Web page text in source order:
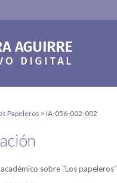
Papeleros > IA-056-002-002
sobre "Los papeleros"